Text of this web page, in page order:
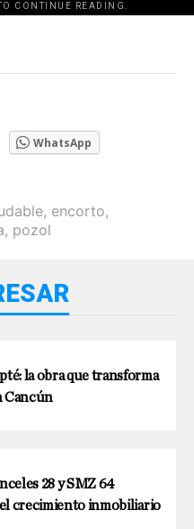
CONTINUE READING.
WhatsApp
, encorto,
, pozol
la obra que transforma
Cancún
28 y SMZ 64
crecimiento inmobiliario